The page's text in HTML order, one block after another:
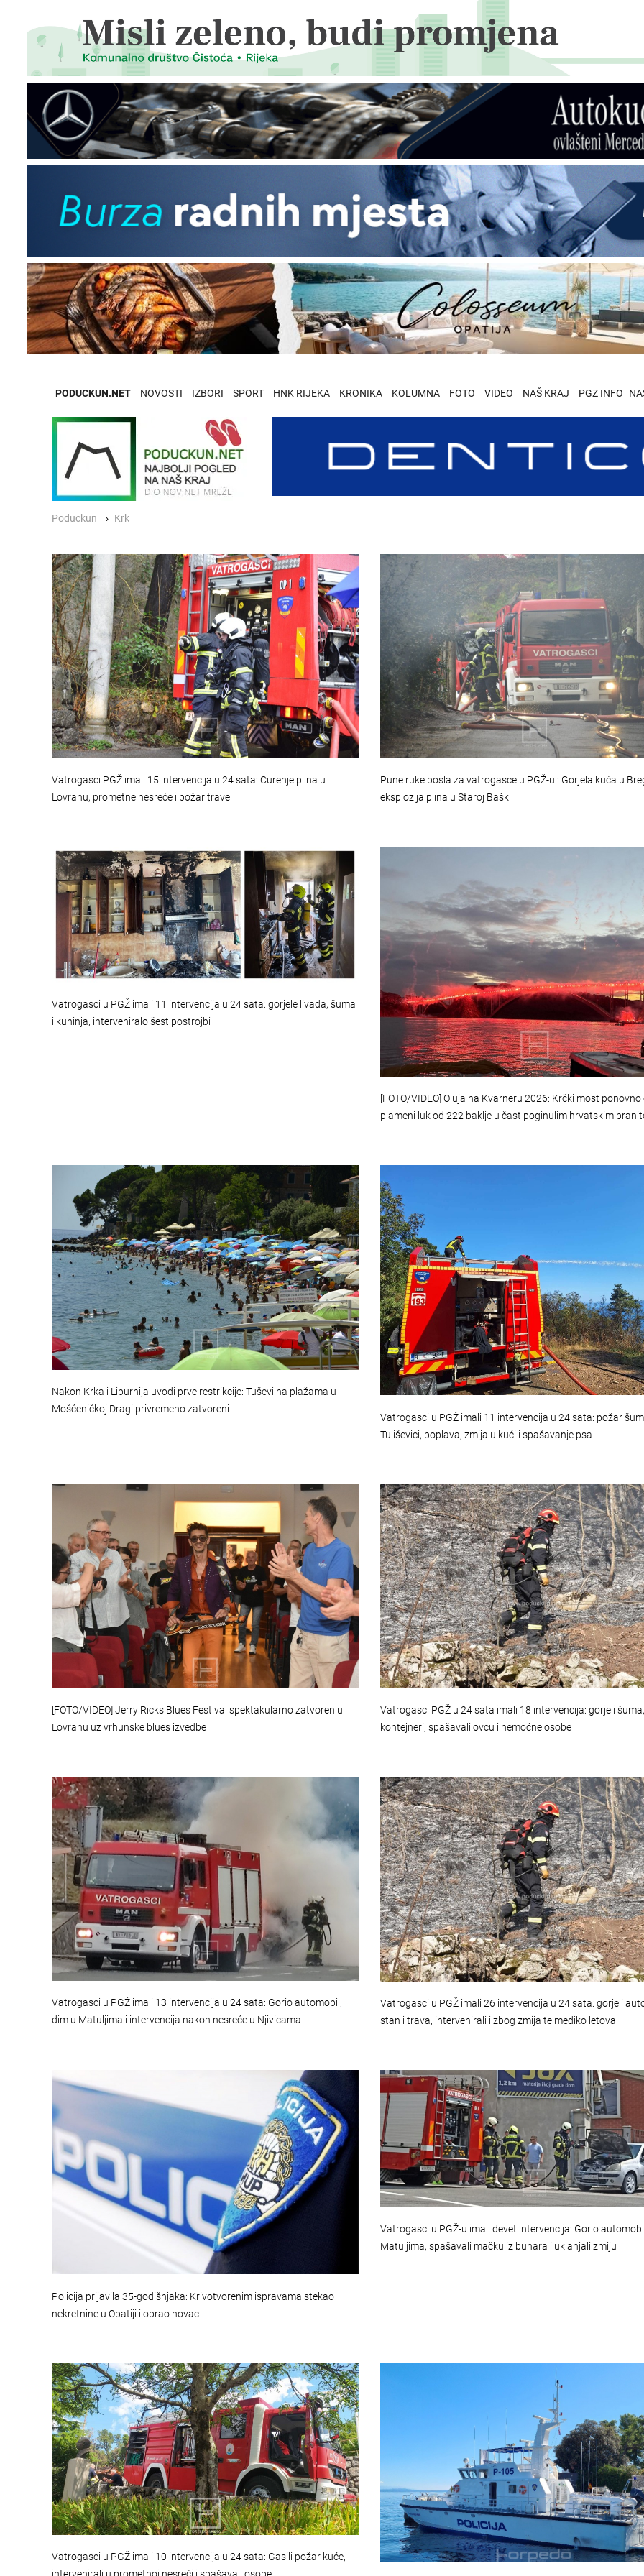
PODUCKUN.NET NOVOSTI IZBORI SPORT HNK RIJEKA KRONIKA KOLUMNA FOTO VIDEO NAŠ KRAJ PGZ INFO
Poduckun Krk
Vatrogasci PGŽ imali 15 intervencija u 24 sata: Curenje plina u
Lovranu, prometne nesreće i požar trave
Pune ruke posla za vatrogasce u PGŽ-u : Gorjela kuća u
eksplozija plina u Staroj Baški
Vatrogasci u PGŽ imali 11 intervencija u 24 sata: gorjele livada, šuma
i kuhinja, interveniralo šest postrojbi
[FOTO/VIDEO] Oluja na Kvarneru 2026: Krčki most
plameni luk od 222 baklje u čast poginulim hrvatskim
Nakon Krka i Liburnija uvodi prve restrikcije: Tuševi na plažama u
Mošćeničkoj Dragi privremeno zatvoreni
Vatrogasci u PGŽ imali 11 intervencija u 24 sata: požar
Tuliševici, poplava, zmija u kući i spašavanje psa
[FOTO/VIDEO] Jerry Ricks Blues Festival spektakularno zatvoren u
Lovranu uz vrhunske blues izvedbe
Vatrogasci PGŽ u 24 sata imali 18 intervencija: gorjeli
kontejneri, spašavali ovcu i nemoćne osobe
Vatrogasci u PGŽ imali 13 intervencija u 24 sata: Gorio automobil,
dim u Matuljima i intervencija nakon nesreće u Njivicama
Vatrogasci u PGŽ imali 26 intervencija u 24 sata: gorjeli
stan i trava, intervenirali i zbog zmija te mediko letova
Policija prijavila 35-godišnjaka: Krivotvorenim ispravama stekao
nekretnine u Opatiji i oprao novac
Vatrogasci u PGŽ-u imali devet intervencija: Gorio
Matuljima, spašavali mačku iz bunara i uklanjali zmiju
Vatrogasci u PGŽ imali 10 intervencija u 24 sata: Gasili požar kuće,